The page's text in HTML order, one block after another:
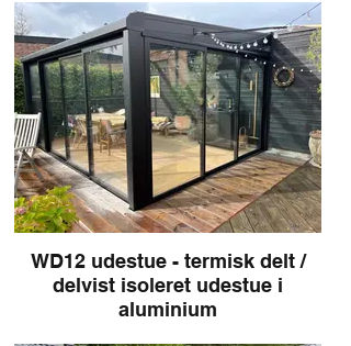
modeller er, at WD11 har et afrundet
design og look, hvor WD10 er mere
"firkantet" i byggestillen. WD11 udestuen
laves på mål, og kan nøje tilpasses dine
ønsker i forhold til sidelukninger.
WD12 udestue - termisk delt /
delvist isoleret udestue i
aluminium